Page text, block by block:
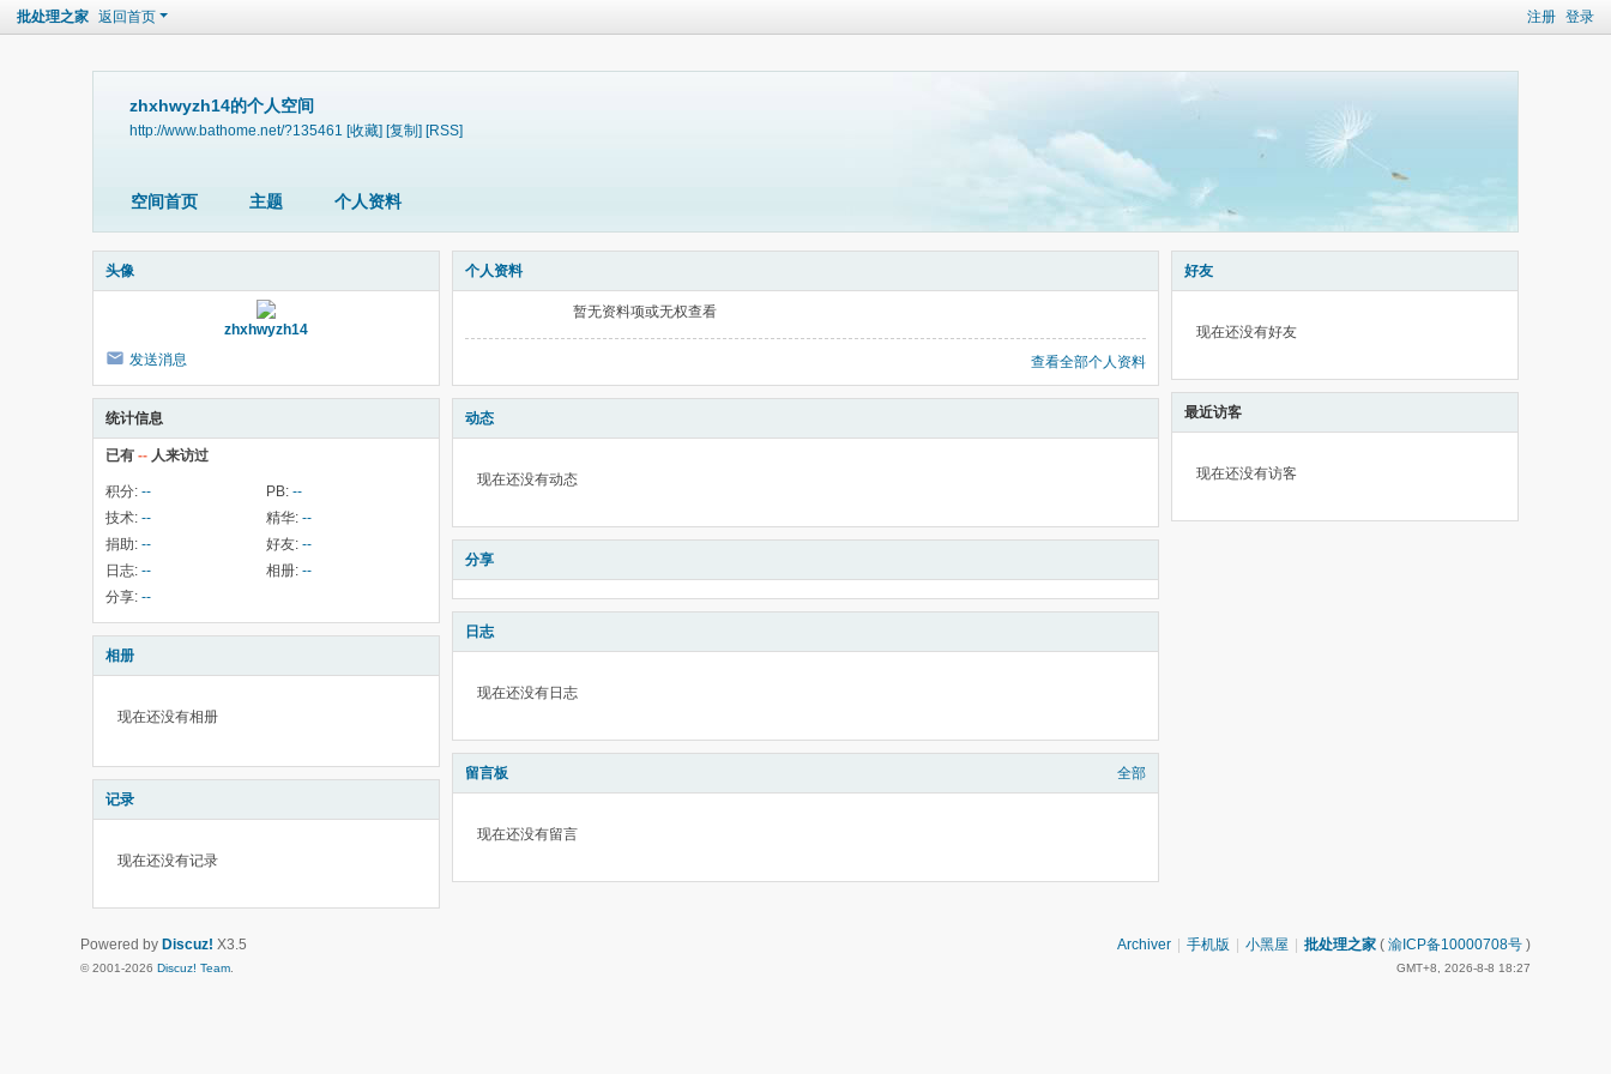
注册 登录
批处理之家 返回首页
zhxhwyzh14的个人空间
http://www.bathome.net/?135461 [收藏] [复制] [RSS]
空间首页 主题 个人资料
头像
zhxhwyzh14
发送消息
统计信息
已有 -- 人来访过
积分: -- PB: --
技术: -- 精华: --
捐助: -- 好友: --
日志: -- 相册: --
分享: --
相册
现在还没有相册
记录
现在还没有记录
个人资料
暂无资料项或无权查看
查看全部个人资料
动态
现在还没有动态
分享
日志
现在还没有日志
留言板 全部
现在还没有留言
好友
现在还没有好友
最近访客
现在还没有访客
Archiver 手机版 小黑屋 批处理之家 ( 渝ICP备10000708号 )
GMT+8, 2026-8-8 18:27
Powered by Discuz! X3.5
© 2001-2026 Discuz! Team